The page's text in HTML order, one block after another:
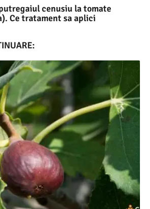
cenusiu la tomate
Ce tratament sa aplici